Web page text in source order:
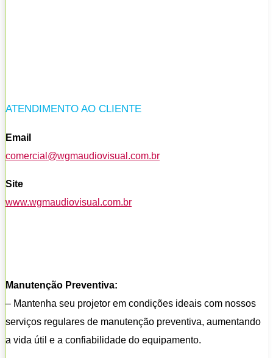
ATENDIMENTO AO CLIENTE
Email
comercial@wgmaudiovisual.com.br
Site
www.wgmaudiovisual.com.br
Manutenção Preventiva:
– Mantenha seu projetor em condições ideais com nossos
serviços regulares de manutenção preventiva, aumentando
a vida útil e a confiabilidade do equipamento.